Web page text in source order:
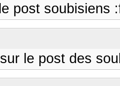
post soubisiens
le post des